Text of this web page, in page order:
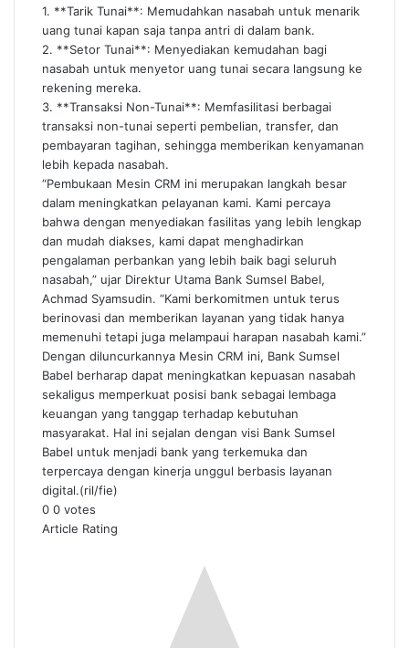
1. **Tarik Tunai**: Memudahkan nasabah untuk menarik
uang tunai kapan saja tanpa antri di dalam bank.
2. **Setor Tunai**: Menyediakan kemudahan bagi
nasabah untuk menyetor uang tunai secara langsung ke
rekening mereka.
3. **Transaksi Non-Tunai**: Memfasilitasi berbagai
transaksi non-tunai seperti pembelian, transfer, dan
pembayaran tagihan, sehingga memberikan kenyamanan
lebih kepada nasabah.
“Pembukaan Mesin CRM ini merupakan langkah besar
dalam meningkatkan pelayanan kami. Kami percaya
bahwa dengan menyediakan fasilitas yang lebih lengkap
dan mudah diakses, kami dapat menghadirkan
pengalaman perbankan yang lebih baik bagi seluruh
nasabah,” ujar Direktur Utama Bank Sumsel Babel,
Achmad Syamsudin. “Kami berkomitmen untuk terus
berinovasi dan memberikan layanan yang tidak hanya
memenuhi tetapi juga melampaui harapan nasabah kami.”
Dengan diluncurkannya Mesin CRM ini, Bank Sumsel
Babel berharap dapat meningkatkan kepuasan nasabah
sekaligus memperkuat posisi bank sebagai lembaga
keuangan yang tanggap terhadap kebutuhan
masyarakat. Hal ini sejalan dengan visi Bank Sumsel
Babel untuk menjadi bank yang terkemuka dan
terpercaya dengan kinerja unggul berbasis layanan
digital.(ril/fie)
0 0 votes
Article Rating